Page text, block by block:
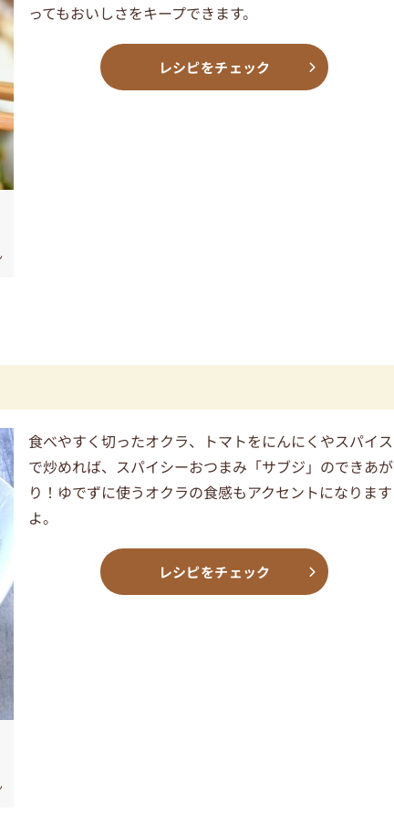
ってもおいしさをキープできます。
レシピをチェック
食べやすく切ったオクラ、トマトをにんにくやスパイス
で炒めれば、スパイシーおつまみ「サブジ」のできあが
り！ゆでずに使うオクラの食感もアクセントになります
よ。
レシピをチェック